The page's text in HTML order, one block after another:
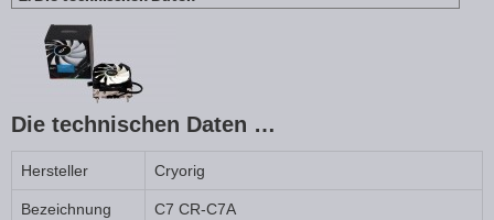
Die technischen Daten …
Hersteller Cryorig
Bezeichnung C7 CR-C7A